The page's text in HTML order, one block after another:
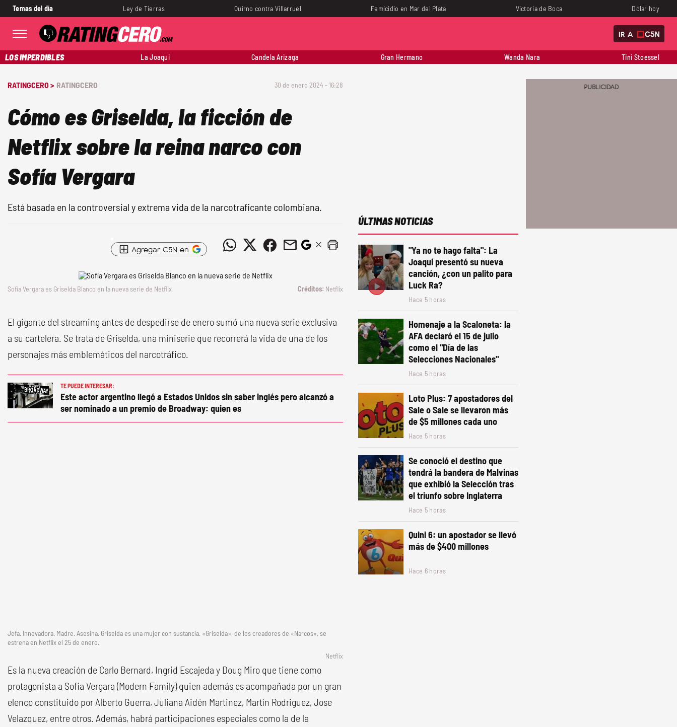
Temas del día Ley de Tierras Quirno contra Villarruel Femicidio en Mar del Plata Victoria de Boca Dólar hoy
IR A
LOS IMPERDIBLES La Joaqui Candela Arizaga Gran Hermano Wanda Nara Tini Stoessel
RATINGCERO > RATINGCERO 30 de enero 2024 - 16:28
Cómo es Griselda, la ficción de
Netflix sobre la reina narco con
Sofía Vergara
Está basada en la controversial y extrema vida de la narcotraficante colombiana.
Agregar C5N en
Sofía Vergara es Griselda Blanco en la nueva serie de Netflix Netflix
El gigante del streaming antes de despedirse de enero sumó una nueva serie exclusiva
a su cartelera. Se trata de Griselda, una miniserie que recorrerá la vida de una de los
personajes más emblemáticos del narcotráfico.
TE PUEDE INTERESAR:
Este actor argentino llegó a Estados Unidos sin saber inglés pero alcanzó a
ser nominado a un premio de Broadway: quien es
Jefa. Innovadora. Madre. Asesina. Griselda es una mujer con sustancia. «Griselda», de los creadores de «Narcos», se
estrena en Netflix el 25 de enero.
Netflix
Es la nueva creación de Carlo Bernard, Ingrid Escajeda y Doug Miro que tiene como
protagonista a Sofia Vergara (Modern Family) quien además es acompañada por un gran
elenco constituido por Alberto Guerra, Juliana Aidén Martinez, Martín Rodriguez, Jose
Velazquez, entre otros. Además, habrá participaciones especiales como la de la
ÚLTIMAS NOTICIAS
"Ya no te hago falta": La
Joaqui presentó su nueva
canción, ¿con un palito para
Luck Ra?
Hace 5 horas
Homenaje a la Scaloneta: la
AFA declaró el 15 de julio
como el "Día de las
Selecciones Nacionales"
Hace 5 horas
Loto Plus: 7 apostadores del
Sale o Sale se llevaron más
de $5 millones cada uno
Hace 5 horas
Se conoció el destino que
tendrá la bandera de Malvinas
que exhibió la Selección tras
el triunfo sobre Inglaterra
Hace 5 horas
Quini 6: un apostador se llevó
más de $400 millones
Hace 6 horas